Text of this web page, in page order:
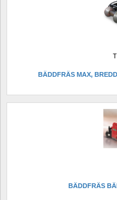
BÄDDFRÄS MAX,
BÄDDFRÄS